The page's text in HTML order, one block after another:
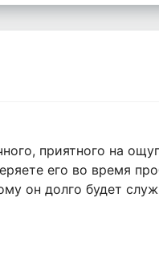
приятного на
его во время
он долго будет